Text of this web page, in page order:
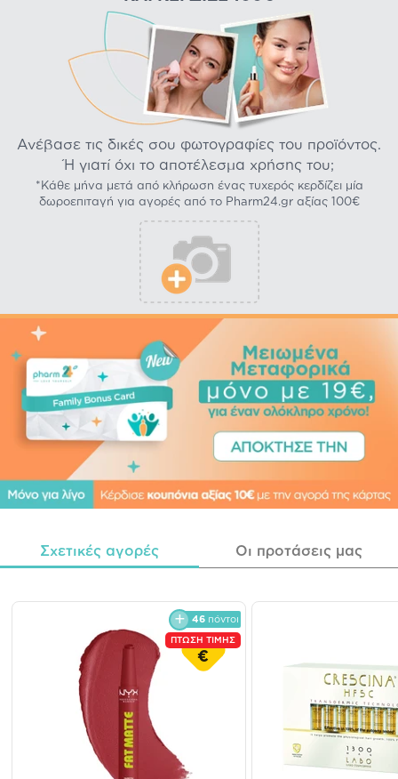
Ανέβασε τις δικές σου φωτογραφίες του προϊόντος.
Ή γιατί όχι το αποτέλεσμα χρήσης του;
*Κάθε μήνα μετά από κλήρωση ένας τυχερός κερδίζει μία
δωροεπιταγή για αγορές από το Pharm24.gr αξίας 100€
Σχετικές αγορές Οι προτάσεις μας
46 πόντοι
ΠΤΩΣΗ ΤΙΜΗΣ
€